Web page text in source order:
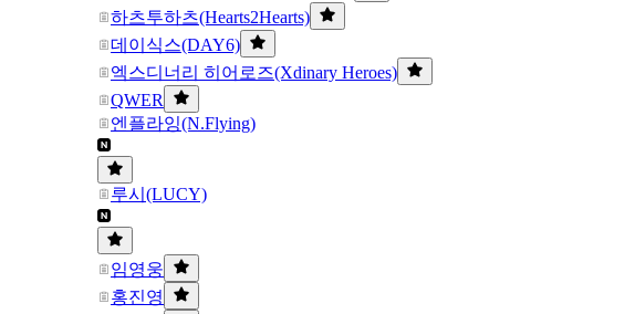
하츠투하츠(Hearts2Hearts)
데이식스(DAY6)
엑스디너리 히어로즈(Xdinary Heroes)
QWER
엔플라잉(N.Flying)
루시(LUCY)
임영웅
홍진영